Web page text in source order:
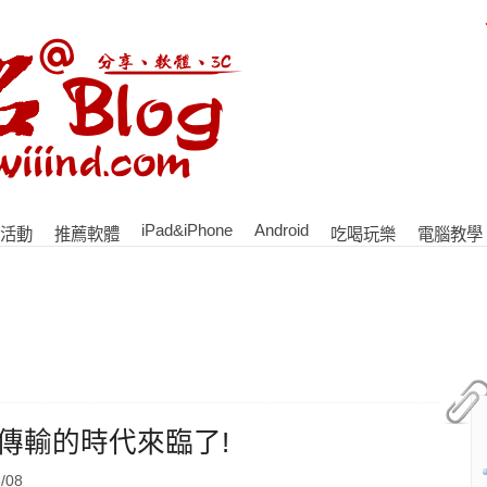
動 推薦軟體 iPad&iPhone Android 吃喝玩樂 電腦教學
輸的時代來臨了!
08